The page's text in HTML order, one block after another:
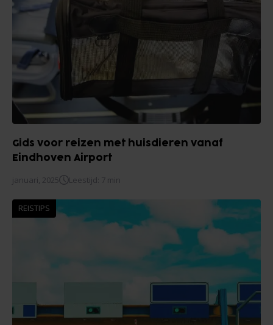
Gids voor reizen met huisdieren vanaf
Eindhoven Airport
januari, 2025 Leestijd: 7 min
REISTIPS